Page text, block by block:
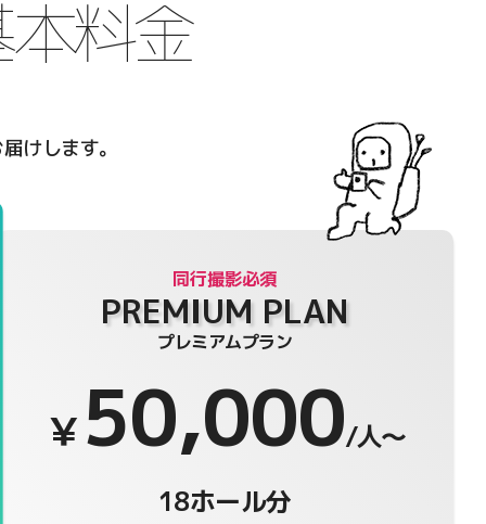
料金
けします。
PREMIUM PLAN
プレミアムプラン
￥50,000/人〜
18ホール分